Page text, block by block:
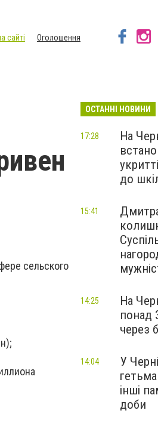
сайті
Оголошення
сельского
ОСТАННІ НОВИНИ
На
до
17:28
15:41
На
понад
через
14:25
У
інші
доби
14:04